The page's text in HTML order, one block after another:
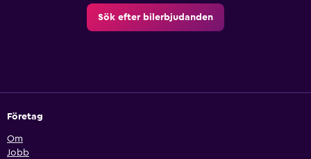
Sök efter bilerbjudanden
Företag
Om
Jobb